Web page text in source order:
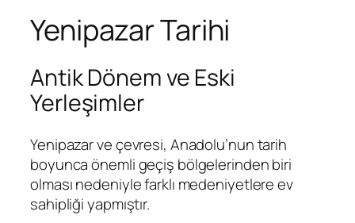
Yenipazar Tarihi
Antik Dönem ve Eski
Yerleşimler
Yenipazar ve çevresi, Anadolu’nun tarih
boyunca önemli geçiş bölgelerinden biri
olması nedeniyle farklı medeniyetlere ev
sahipliği yapmıştır.